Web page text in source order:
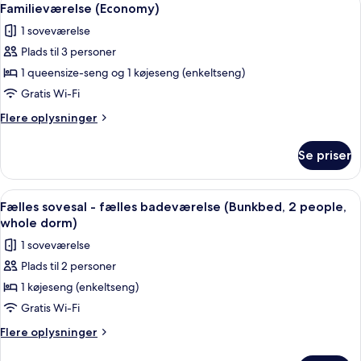
alle
billeder
af
Familieværelse
(Economy)
5
Familieværelse (Economy)
1 soveværelse
Plads til 3 personer
1 queensize-seng og 1 køjeseng (enkeltseng)
Gratis Wi-Fi
Flere oplysninger
Flere
(Economy)
Se priser
Indlæs
alle
billeder
af
Fælles
sovesal
-
fælles
Et værelse med køjeseng, vask og stol.
4
Fælles sovesal - fælles badeværelse (Bunkbed, 2 people,
whole dorm)
1 soveværelse
Plads til 2 personer
1 køjeseng (enkeltseng)
Gratis Wi-Fi
Flere oplysninger
Flere